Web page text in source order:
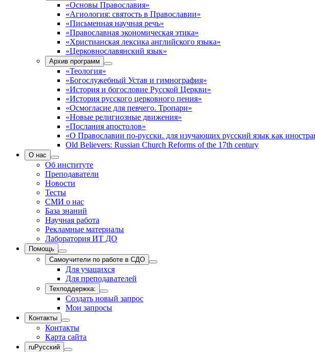
«Основы Православия»
«Агиология: святость в Православии»
«Письменная научная речь»
«Православная экономическая этика»
«Христианская лексика английского языка»
«Церковнославянский язык»
Архив программ
«Теология»
«Богослужебный Устав и гимнография»
«История и богословие Русской Церкви»
«История русского церковного пения»
«Осмогласие для певчего. Тропари»
«Новые религиозные движения»
«Послания апостолов»
«О Православии по-русски. для изучающих русский язык как
Old Believers: Russian Church Reforms of the 17th century
О нас
Об институте
Преподаватели
Новости
Тесты
СМИ о нас
База знаний
Научная работа
Рекламные материалы
Лаборатория ИТ ДО
Помощь
Самоучители по работе в СДО
Для учащихся
Для преподавателей
Техподдержка:
Создать новый запрос
Мои запросы
Контакты
Контакты
Карта сайта
ruРусский